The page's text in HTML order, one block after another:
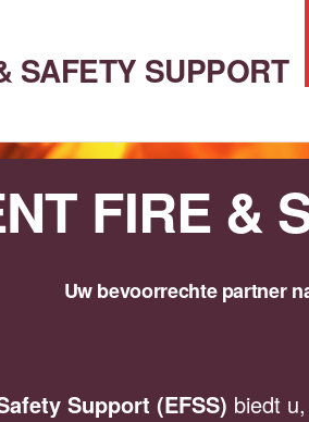
SAFETY SUPPORT
FIRE &
Uw bevoorrechte partner
Support (EFSS) biedt